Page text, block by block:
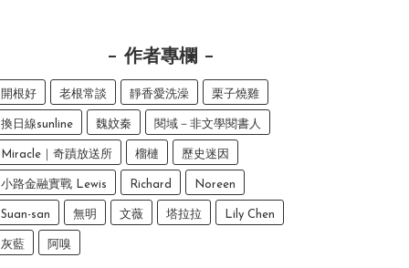
作者專欄
開根好 老根常談 靜香愛洗澡 栗子燒雞
換日線sunline 魏妏秦 閱域－非文學閱書人
Miracle｜奇蹟放送所 榴槤 歷史迷因
小路金融實戰 Lewis Richard Noreen
Suan-san 無明 文薇 塔拉拉 Lily Chen
灰藍 阿嗅